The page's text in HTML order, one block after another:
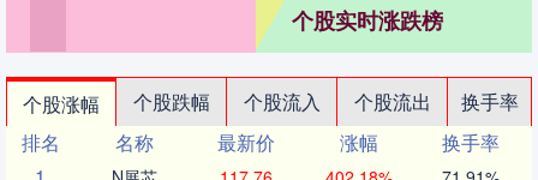
个股实时涨跌榜
个股涨幅 个股跌幅 个股流入 个股流出
换手率
排名
名称 最新价 涨幅
换手率